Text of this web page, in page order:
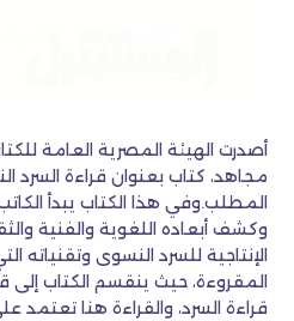
أصدرت الهيئة المصرية العامة
مجاهد، كتاب بعنوان قراءة السرد
المطلب.وفي هذا الكتاب يبدأ
وكشف أبعاده اللغوية والفنية
الإنتاجية للسرد النسوى
المقروءة، حيث ينقسم الكتاب
قراءة السرد، والقراءة هنا